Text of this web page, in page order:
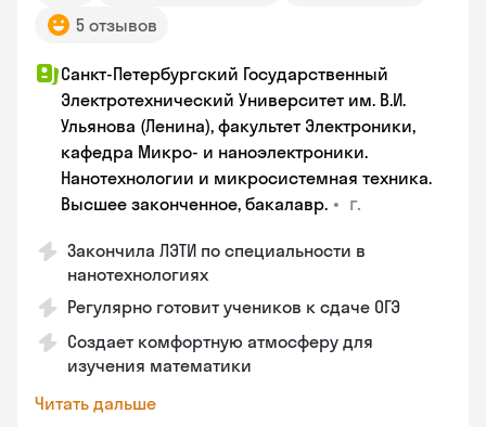
5 отзывов
Санкт-Петербургский Государственный
Электротехнический Университет им. В.И.
Ульянова (Ленина), факультет Электроники,
кафедра Микро- и наноэлектроники.
Нанотехнологии и микросистемная техника.
Высшее законченное, бакалавр. • г.
Закончила ЛЭТИ по специальности в
нанотехнологиях
Регулярно готовит учеников к сдаче ОГЭ
Создает комфортную атмосферу для
изучения математики
Читать дальше